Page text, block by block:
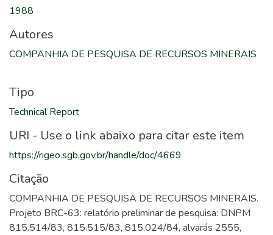
1988
Autores
COMPANHIA DE PESQUISA DE RECURSOS MINERAIS
Tipo
Technical Report
URI - Use o link abaixo para citar este item
https://rigeo.sgb.gov.br/handle/doc/4669
Citação
COMPANHIA DE PESQUISA DE RECURSOS MINERAIS.
Projeto BRC-63: relatório preliminar de pesquisa: DNPM
815.514/83, 815.515/83, 815.024/84, alvarás 2555,